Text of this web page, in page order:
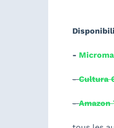
-
-Cultura
-Amazon